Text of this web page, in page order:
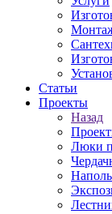
Статьи
Проекты
Назад
Люки